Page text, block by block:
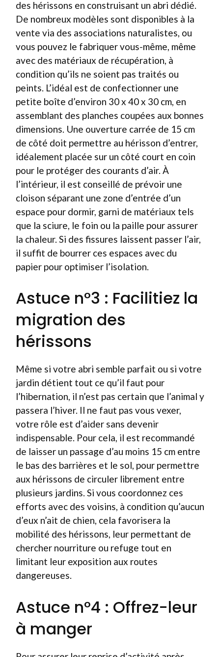
des hérissons en construisant un abri dédié.
De nombreux modèles sont disponibles à la
vente via des associations naturalistes, ou
vous pouvez le fabriquer vous-même, même
avec des matériaux de récupération, à
condition qu’ils ne soient pas traités ou
peints. L’idéal est de confectionner une
petite boîte d’environ 30 x 40 x 30 cm, en
assemblant des planches coupées aux bonnes
dimensions. Une ouverture carrée de 15 cm
de côté doit permettre au hérisson d’entrer,
idéalement placée sur un côté court en coin
pour le protéger des courants d’air. À
l’intérieur, il est conseillé de prévoir une
cloison séparant une zone d’entrée d’un
espace pour dormir, garni de matériaux tels
que la sciure, le foin ou la paille pour assurer
la chaleur. Si des fissures laissent passer l’air,
il suffit de bourrer ces espaces avec du
papier pour optimiser l’isolation.
Astuce n°3 : Facilitiez la
migration des
hérissons
Même si votre abri semble parfait ou si votre
jardin détient tout ce qu’il faut pour
l’hibernation, il n’est pas certain que l’animal y
passera l’hiver. Il ne faut pas vous vexer,
votre rôle est d’aider sans devenir
indispensable. Pour cela, il est recommandé
de laisser un passage d’au moins 15 cm entre
le bas des barrières et le sol, pour permettre
aux hérissons de circuler librement entre
plusieurs jardins. Si vous coordonnez ces
efforts avec des voisins, à condition qu’aucun
d’eux n’ait de chien, cela favorisera la
mobilité des hérissons, leur permettant de
chercher nourriture ou refuge tout en
limitant leur exposition aux routes
dangereuses.
Astuce n°4 : Offrez-leur
à manger